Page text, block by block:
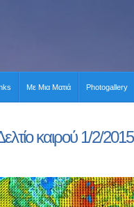
Με Μια Ματιά Photogallery
καιρού 1/2/2015